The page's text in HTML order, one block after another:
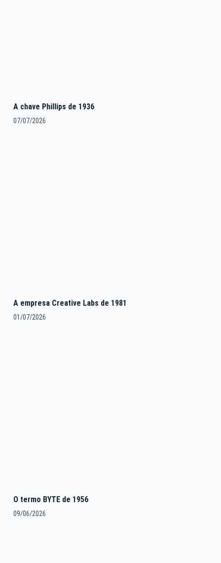
A chave Phillips de 1936
07/07/2026
A empresa Creative Labs de 1981
01/07/2026
O termo BYTE de 1956
09/06/2026